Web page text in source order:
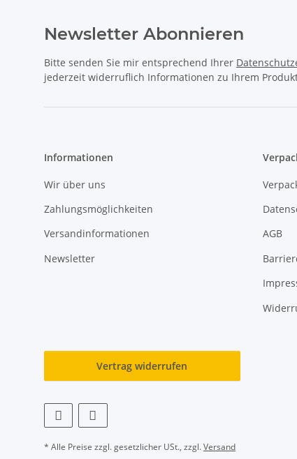
Newsletter Abonnieren
Bitte senden Sie mir entsprechend Ihrer
jederzeit widerruflich Informationen zu Ihrem
Informationen
Wir über uns
Zahlungsmöglichkeiten
Versandinformationen
Newsletter
AGB
Vertrag widerrufen
* Alle Preise zzgl. gesetzlicher USt., zzgl.Versand